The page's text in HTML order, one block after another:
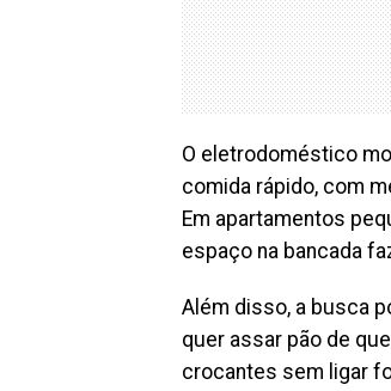
O eletrodoméstico
comida rápido, com
Em apartamentos
espaço na bancada
Além disso, a busca
quer assar pão de
crocantes sem ligar